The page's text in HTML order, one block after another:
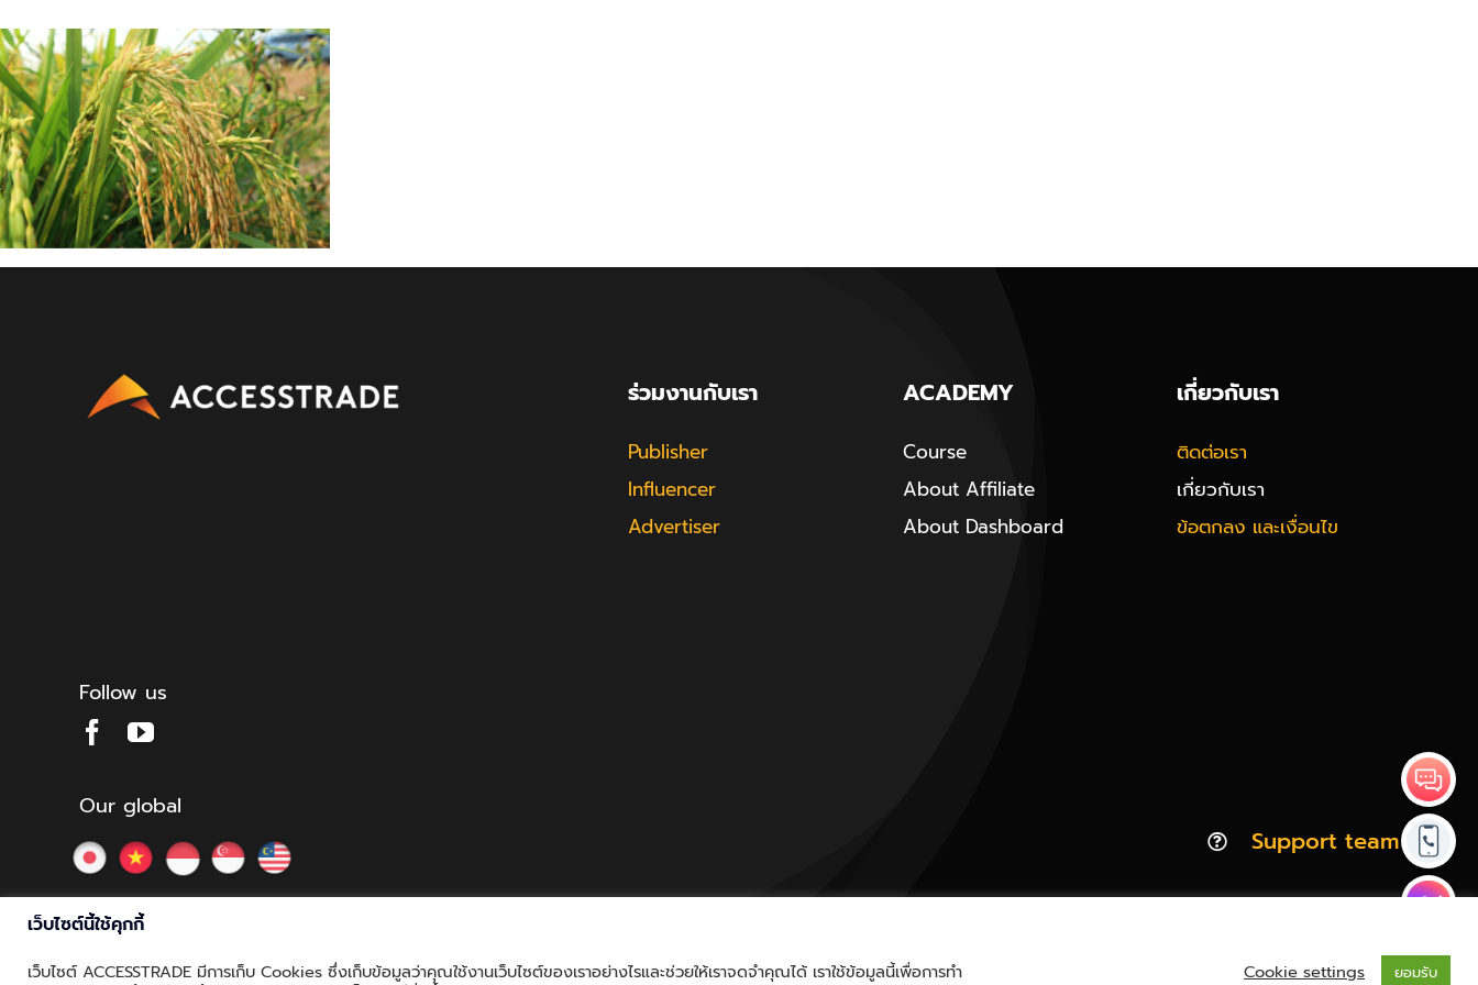
Follow us
ร่วมงานกับเรา
Publisher
Influencer
Advertiser
ACADEMY
Course
About Affiliate
About Dashboard
เกี่ยวกับเรา
ติดต่อเรา
เกี่ยวกับเรา
ข้อตกลง และเงื่อนไข
Our global
Support team
เว็บไซต์นี้ใช้คุกกี้
เว็บไซต์ ACCESSTRADE มีการเก็บ Cookies ซึ่งเก็บข้อมูลว่าคุณใช้งานเว็บไซต์ของเราอย่างไรและช่วยให้เราจดจำคุณได้ เราใช้ข้อมูลนี้เพื่อการทำ
Cookie settings ยอมรับ